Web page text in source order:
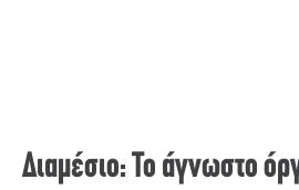
Διαμέσιο: Το άγνωστο